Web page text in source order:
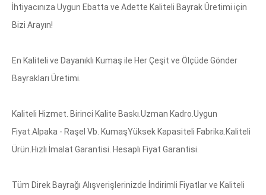
İhtiyacınıza Uygun Ebatta ve Adette Kaliteli Bayrak Üretimi için
Bizi Arayın!
En Kaliteli ve Dayanıklı Kumaş ile Her Çeşit ve Ölçüde Gönder
Bayrakları Üretimi.
Kaliteli Hizmet. Birinci Kalite Baskı.Uzman Kadro.Uygun
Fiyat.Alpaka - Raşel Vb. KumaşYüksek Kapasiteli Fabrika.Kaliteli
Ürün.Hızlı İmalat Garantisi. Hesaplı Fiyat Garantisi.
Tüm Direk Bayrağı Alışverişlerinizde İndirimli Fiyatlar ve Kaliteli